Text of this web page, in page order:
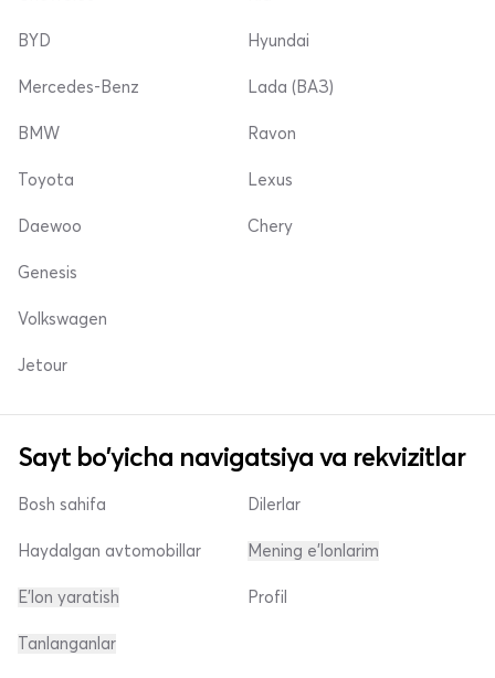
BYD
Mercedes-Benz
Hyundai
Lada (ВАЗ)
BMW
Toyota
Daewoo
Ravon
Lexus
Chery
Genesis
Volkswagen
Jetour
Sayt bo'yicha navigatsiya va rekvizitlar
Bosh sahifa
Haydalgan avtomobillar
E'lon yaratish
Dilerlar
Mening e'lonlarim
Profil
Tanlanganlar